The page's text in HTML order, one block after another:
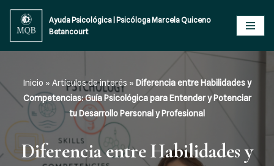
Saltar
al
Ayuda Psicológica | Psicóloga Marcela Quiceno
Betancourt
Inicio » Artículos de interés » Diferencia entre Habilidades y
Competencias: Guía Psicológica para Entender y Potenciar
tu Desarrollo Personal y Profesional
Diferencia entre Habilidades y